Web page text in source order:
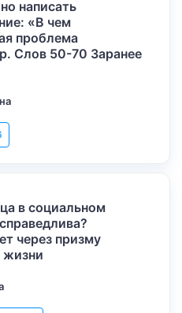
написать
«В чем
проблема
Слов 50-70 Заранее
в социальном
через призму
жизни